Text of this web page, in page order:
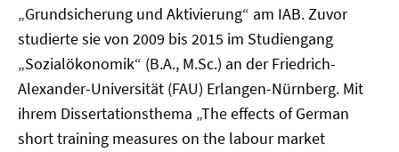
„Grundsicherung und Aktivierung“ am IAB. Zuvor
studierte sie von 2009 bis 2015 im Studiengang
„Sozialökonomik“ (B.A., M.Sc.) an der Friedrich-
Alexander-Universität (FAU) Erlangen-Nürnberg. Mit
ihrem Dissertationsthema „The effects of German
short training measures on the labour market